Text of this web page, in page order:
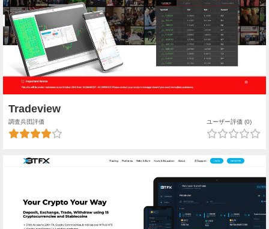
Tradeview
調査兵団評価 ユーザー評価 (0)